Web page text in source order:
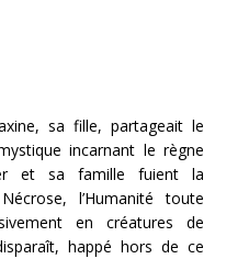
sa fille, partageait le
incarnant le règne
et sa famille fuient la
l’Humanité toute
en créatures de
happé hors de ce